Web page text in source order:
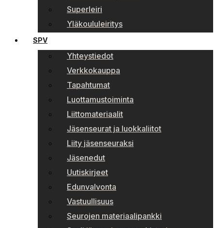
Superleiri
Yläkoululeiritys
SPV
Yhteystiedot
Verkkokauppa
Tapahtumat
Luottamustoiminta
Liittomateriaalit
Jäsenseurat ja luokkaliitot
Liity jäsenseuraksi
Jäsenedut
Uutiskirjeet
Edunvalvonta
Vastuullisuus
Seurojen materiaalipankki